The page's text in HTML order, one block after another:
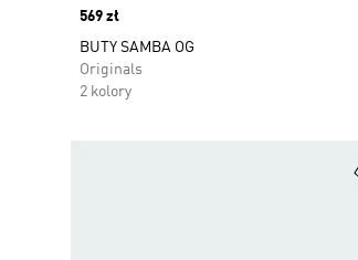
Price
569 zł
BUTY SAMBA OG
Originals
2 kolory